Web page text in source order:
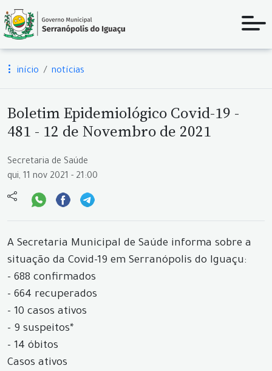
início notícias
Boletim Epidemiológico Covid-19 -
481 - 12 de Novembro de 2021
Secretaria de Saúde
qui, 11 nov 2021 - 21:00
A Secretaria Municipal de Saúde informa sobre a
situação da Covid-19 em Serranópolis do Iguaçu:
- 688 confirmados
- 664 recuperados
- 10 casos ativos
- 9 suspeitos*
- 14 óbitos
Casos ativos